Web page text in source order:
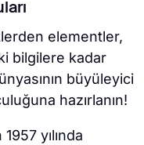
elementler,
bilgilere kadar
büyüleyici
hazırlanın!
yılında